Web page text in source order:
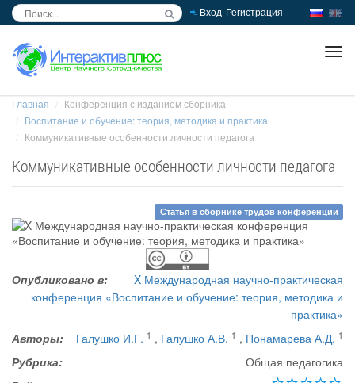
Вход Регистрация
Главная
Конференция с изданием сборника
Воспитание и обучение: теория, методика и практика
Коммуникативные особенности личности педагога
Коммуникативные особенности личности педагога
Статья в сборнике трудов конференции
Опубликовано в:
X Международная научно-практическая
конференция «Воспитание и обучение: теория, методика и
практика»
Авторы:
Галушко И.Г. 1 , Галушко А.В. 1 , Понамарева А.Д. 1
Рубрика:
Общая педагогика